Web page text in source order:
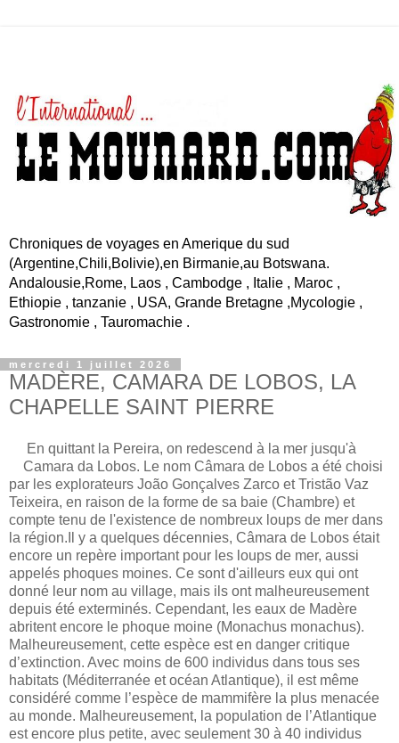
Chroniques de voyages en Amerique du sud
(Argentine,Chili,Bolivie),en Birmanie,au Botswana.
Andalousie,Rome, Laos , Cambodge , Italie , Maroc ,
Ethiopie , tanzanie , USA, Grande Bretagne ,Mycologie ,
Gastronomie , Tauromachie .
mercredi 1 juillet 2026
MADÈRE, CAMARA DE LOBOS, LA
CHAPELLE SAINT PIERRE
En quittant la Pereira, on redescend à la mer jusqu'à
Camara da Lobos. Le nom Câmara de Lobos a été choisi
par les explorateurs João Gonçalves Zarco et Tristão Vaz
Teixeira, en raison de la forme de sa baie (Chambre) et
compte tenu de l'existence de nombreux loups de mer dans
la région. Il y a quelques décennies, Câmara de Lobos était
encore un repère important pour les loups de mer, aussi
appelés phoques moines. Ce sont d'ailleurs eux qui ont
donné leur nom au village, mais ils ont malheureusement
depuis été exterminés. Cependant, les eaux de Madère
abritent encore le phoque moine (Monachus monachus).
Malheureusement, cette espèce est en danger critique
d’extinction. Avec moins de 600 individus dans tous ses
habitats (Méditerranée et océan Atlantique), il est même
considéré comme l’espèce de mammifère la plus menacée
au monde. Malheureusement, la population de l’Atlantique
est encore plus petite, avec seulement 30 à 40 individus